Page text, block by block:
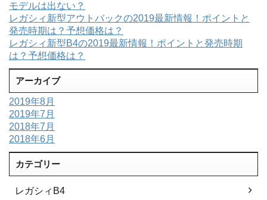
モデルは出ない？
レガシィ新型アウトバックの2019最新情報！ポイントと
発売時期は？予想価格は？
レガシィ新型B4の2019最新情報！ポイントと発売時期
は？予想価格は？
アーカイブ
2019年8月
2019年7月
2018年7月
2018年6月
カテゴリー
レガシィB4